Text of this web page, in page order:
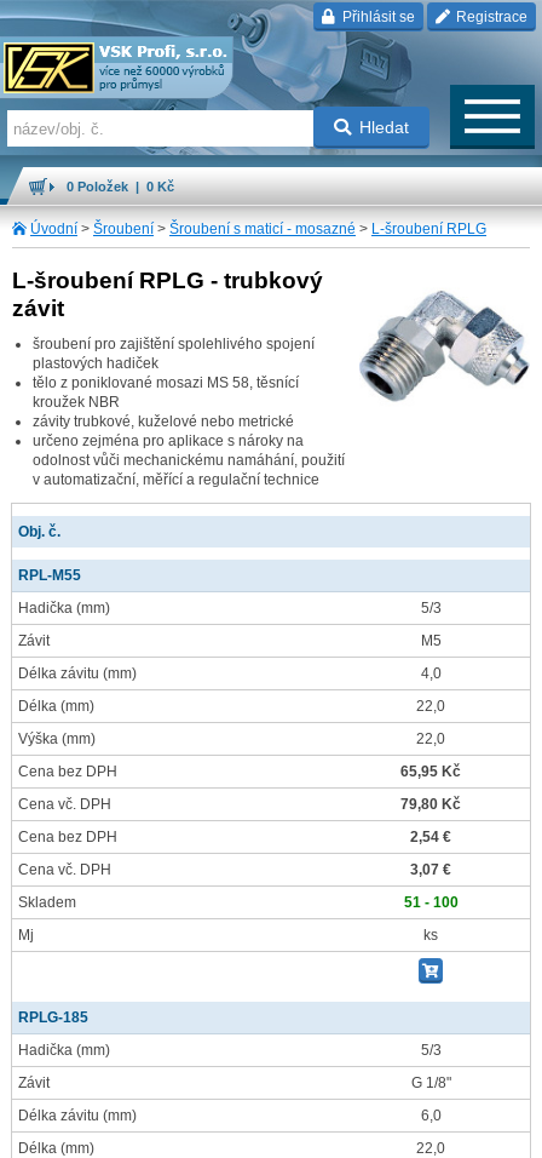
Přihlásit se Registrace
Hledat
0 Položek | 0 Kč
Úvodní > Šroubení > Šroubení s maticí - mosazné > L-šroubení RPLG
L-šroubení RPLG - trubkový
závit
šroubení pro zajištění spolehlivého spojení
plastových hadiček
tělo z poniklované mosazi MS 58, těsnící
kroužek NBR
závity trubkové, kuželové nebo metrické
určeno zejména pro aplikace s nároky na
odolnost vůči mechanickému namáhání, použití
v automatizační, měřící a regulační technice
Obj. č.
RPL-M55
Hadička (mm)
5/3
Závit
M5
Délka závitu (mm)
4,0
Délka (mm)
22,0
Výška (mm)
22,0
Cena bez DPH
65,95 Kč
Cena vč. DPH
79,80 Kč
Cena bez DPH
2,54 €
Cena vč. DPH
3,07 €
Skladem
51 - 100
Mj
ks
RPLG-185
Hadička (mm)
5/3
Závit
G 1/8"
Délka závitu (mm)
6,0
Délka (mm)
22,0